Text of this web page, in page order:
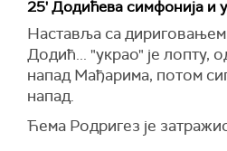
25' Додићева симфонија и
Наставља са
Додић... "украо" је лопту,
напад Мађарима, потом
напад.
Ћема Родригез је